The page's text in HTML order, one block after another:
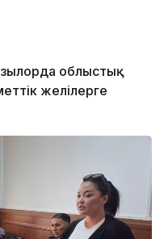
облыстық
желілерге